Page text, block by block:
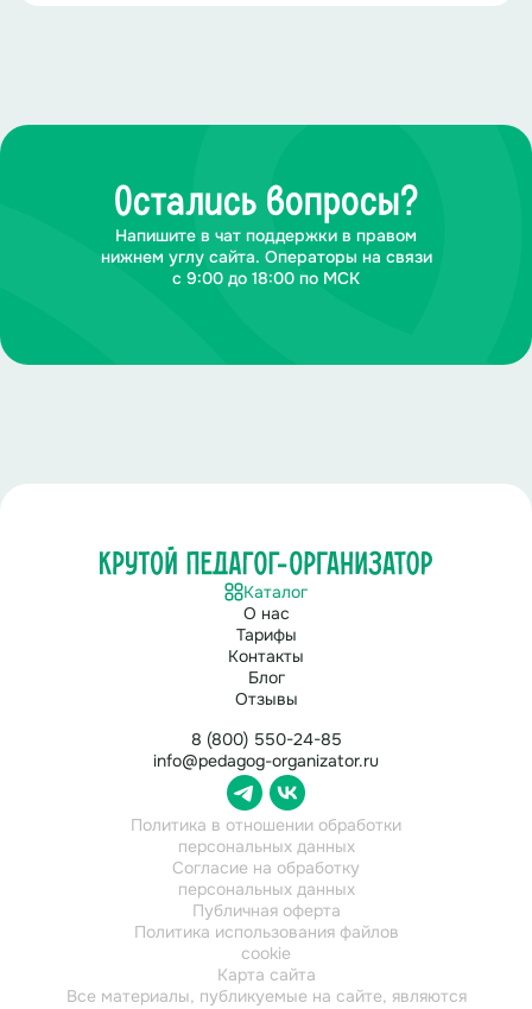
Остались вопросы?
Напишите в чат поддержки в правом
нижнем углу сайта. Операторы на связи
с 9:00 до 18:00 по МСК
Каталог
О нас
Тарифы
Контакты
Блог
Отзывы
8 (800) 550-24-85
info@pedagog-organizator.ru
Политика в отношении обработки
персональных данных
Согласие на обработку
персональных данных
Публичная оферта
Политика использования файлов
cookie
Карта сайта
Все материалы, публикуемые на сайте, являются